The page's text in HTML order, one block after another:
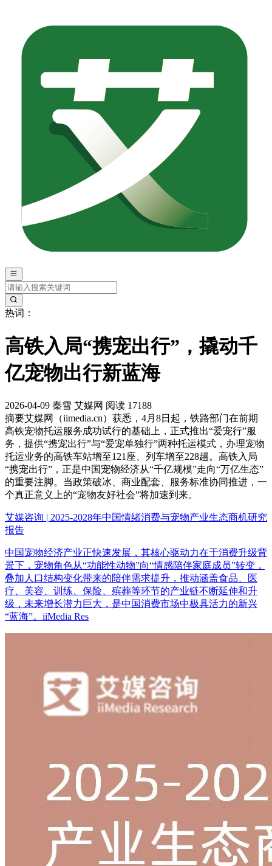
热词：
高铁入局“携宠出行”，撬动千
亿宠物出行新蓝海
2026-04-09 秦雪 艾媒网 阅读 17188
摘要艾媒网（iimedia.cn）获悉，4月8日起，铁路部门在前期
高铁宠物托运服务成功试行的基础上，正式推出“爱宠行”服
务，提供“携宠出行”与“爱宠单独行”两种托运模式，办理宠物
托运业务的高铁车站增至121座、列车增至228趟。高铁入局
“携宠出行”，正是中国宠物经济从“千亿规模”走向“万亿生态”
的重要注脚。当政策破冰、商业配套、服务标准协同推进，一
个真正意义上的“宠物友好社会”将加速到来。
艾媒咨询 | 2025-2028年中国情绪消费与宠物产业生态商机研究
报告
中国宠物经济产业正快速发展，其核心驱动力在于消费升级背
景下，宠物角色从“功能性动物”向“情感陪伴家庭成员”转变，
叠加人口结构变化带来的陪伴需求提升，推动涵盖食品、医
疗、美容、训练、保险、殡葬等环节的产业链不断延伸和升
级，未来增长潜力巨大，是中国消费市场中极具活力的新兴
“蓝海”。iiMedia Res